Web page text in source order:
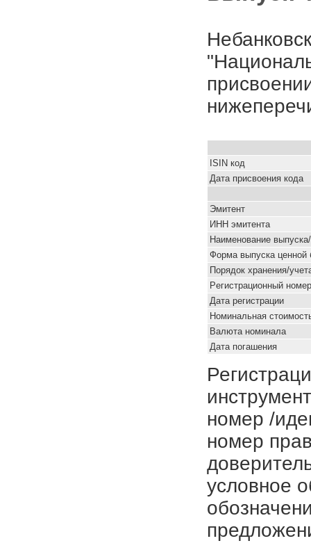
ISIN код
Дата присвоения кода
Эмитент
ИНН эмитента
Наименование
Форма выпуска ценной
Порядок хранения/
Pегистрационный номер
Дата регистрации
Номинальная
Валюта номинала
Дата погашения
номер /
номер
условное